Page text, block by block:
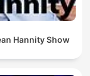
Hannity Show